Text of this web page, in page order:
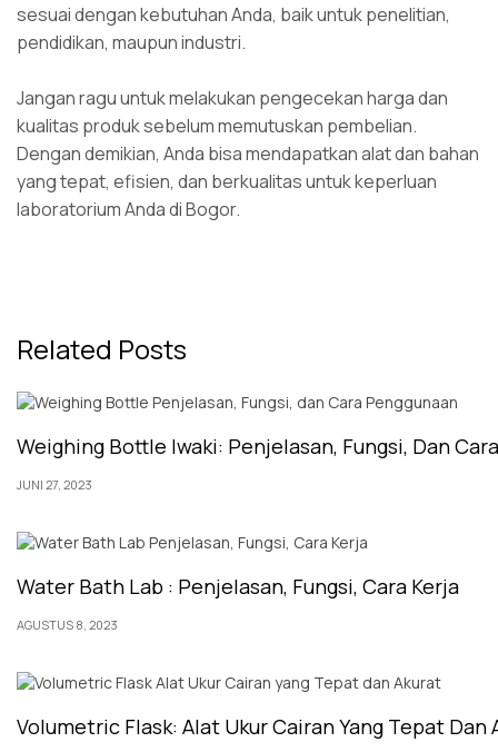
sesuai dengan kebutuhan Anda, baik untuk penelitian,
pendidikan, maupun industri.
Jangan ragu untuk melakukan pengecekan harga dan
kualitas produk sebelum memutuskan pembelian.
Dengan demikian, Anda bisa mendapatkan alat dan bahan
yang tepat, efisien, dan berkualitas untuk keperluan
laboratorium Anda di Bogor.
Related Posts
Weighing Bottle Iwaki: Penjelasan, Fungsi, Dan
JUNI 27, 2023
Water Bath Lab : Penjelasan, Fungsi, Cara Kerja
AGUSTUS 8, 2023
Volumetric Flask: Alat Ukur Cairan Yang Tepat Dan